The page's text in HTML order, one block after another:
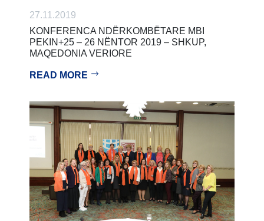
27.11.2019
KONFERENCA NDËRKOMBËTARE MBI
PEKIN+25 – 26 NËNTOR 2019 – SHKUP,
MAQEDONIA VERIORE
READ MORE